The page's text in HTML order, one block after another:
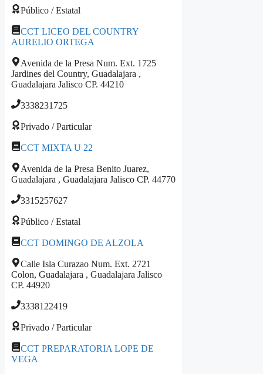
Público / Estatal
CCT LICEO DEL COUNTRY
AURELIO ORTEGA
Avenida de la Presa Num. Ext. 1725
Jardines del Country, Guadalajara ,
Guadalajara Jalisco CP. 44210
3338231725
Privado / Particular
CCT MIXTA U 22
Avenida de la Presa Benito Juarez,
Guadalajara , Guadalajara Jalisco CP. 44770
3315257627
Público / Estatal
CCT DOMINGO DE ALZOLA
Calle Isla Curazao Num. Ext. 2721
Colon, Guadalajara , Guadalajara Jalisco
CP. 44920
3338122419
Privado / Particular
CCT PREPARATORIA LOPE DE
VEGA